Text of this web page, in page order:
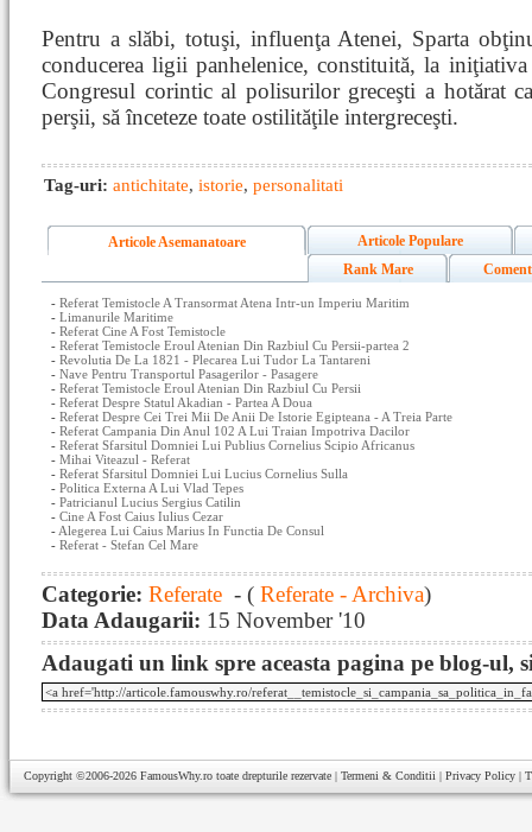
Pentru a slăbi, totuşi, influenţa Atenei, Sparta
conducerea ligii panhelenice, constituită, la
Congresul corintic al polisurilor greceşti a hotărat
perşii, să înceteze toate ostilităţile intergreceşti.
Tag-uri: antichitate, istorie, personalitati
Articole Asemanatoare
Articole Populare
Rank Mare
- Referat Temistocle A Transormat Atena Intr-un Imperiu Maritim
- Limanurile Maritime
- Referat Cine A Fost Temistocle
- Referat Temistocle Eroul Atenian Din Razbiul Cu Persii-partea 2
- Revolutia De La 1821 - Plecarea Lui Tudor La Tantareni
- Nave Pentru Transportul Pasagerilor - Pasagere
- Referat Temistocle Eroul Atenian Din Razbiul Cu Persii
- Referat Despre Statul Akadian - Partea A Doua
- Referat Despre Cei Trei Mii De Anii De Istorie Egipteana - A Treia Parte
- Referat Campania Din Anul 102 A Lui Traian Impotriva Dacilor
- Referat Sfarsitul Domniei Lui Publius Cornelius Scipio Africanus
- Mihai Viteazul - Referat
- Referat Sfarsitul Domniei Lui Lucius Cornelius Sulla
- Politica Externa A Lui Vlad Tepes
- Patricianul Lucius Sergius Catilin
- Cine A Fost Caius Iulius Cezar
- Alegerea Lui Caius Marius In Functia De Consul
- Referat - Stefan Cel Mare
Categorie: Referate - ( Referate - Archiva)
Data Adaugarii: 15 November '10
Adaugati un link spre aceasta pagina pe blog-ul,
Copyright ©2006-2026 FamousWhy.ro toate drepturile rezervate | Termeni & Conditii | Privacy Policy |